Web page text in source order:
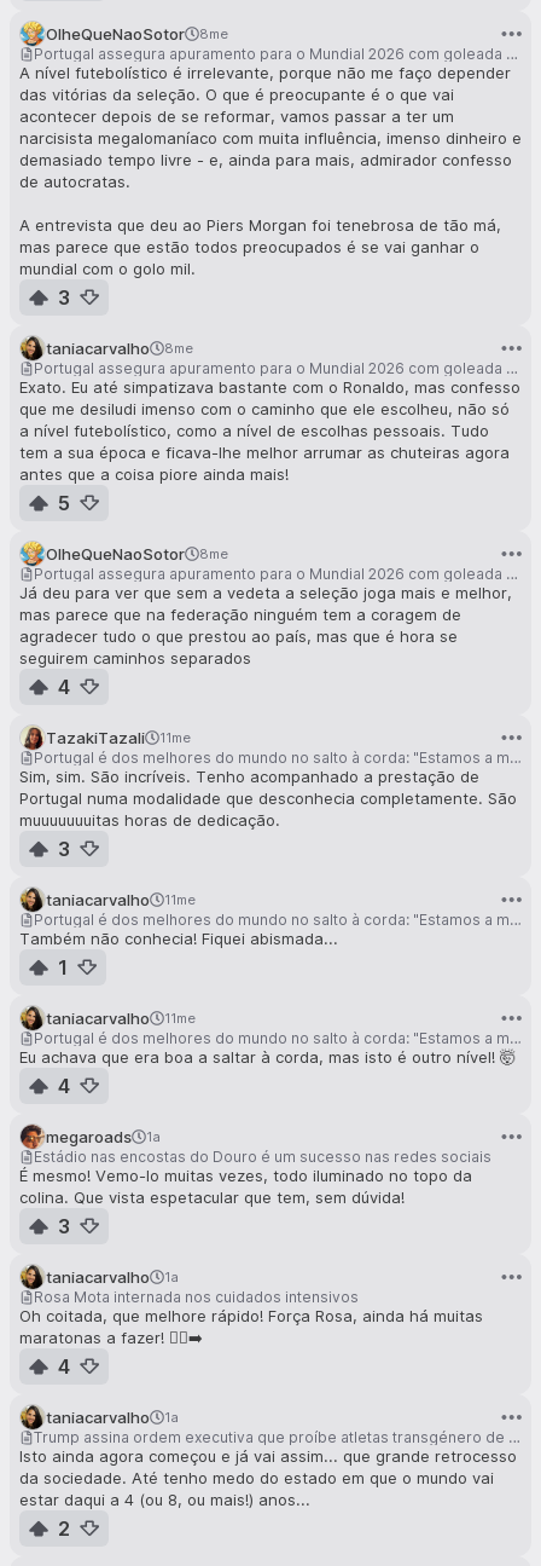
OlheQueNaoSotor 8me
Portugal assegura apuramento para o Mundial 2026 com goleada à Arménia
A nível futebolístico é irrelevante, porque não me faço depender
das vitórias da seleção. O que é preocupante é o que vai
acontecer depois de se reformar, vamos passar a ter um
narcisista megalomaníaco com muita influência, imenso dinheiro e
demasiado tempo livre - e, ainda para mais, admirador confesso
de autocratas.
A entrevista que deu ao Piers Morgan foi tenebrosa de tão má,
mas parece que estão todos preocupados é se vai ganhar o
mundial com o golo mil.
3
taniacarvalho 8me
Portugal assegura apuramento para o Mundial 2026 com goleada à Arménia
Exato. Eu até simpatizava bastante com o Ronaldo, mas confesso
que me desiludi imenso com o caminho que ele escolheu, não só
a nível futebolístico, como a nível de escolhas pessoais. Tudo
tem a sua época e ficava-lhe melhor arrumar as chuteiras agora
antes que a coisa piore ainda mais!
5
OlheQueNaoSotor 8me
Portugal assegura apuramento para o Mundial 2026 com goleada à Arménia
Já deu para ver que sem a vedeta a seleção joga mais e melhor,
mas parece que na federação ninguém tem a coragem de
agradecer tudo o que prestou ao país, mas que é hora se
seguirem caminhos separados
4
TazakiTazali 11me
Portugal é dos melhores do mundo no salto à corda: "Estamos a marcar a nossa posição"
Sim, sim. São incríveis. Tenho acompanhado a prestação de
Portugal numa modalidade que desconhecia completamente. São
muuuuuuuitas horas de dedicação.
3
taniacarvalho 11me
Portugal é dos melhores do mundo no salto à corda: "Estamos a marcar a nossa posição"
Também não conhecia! Fiquei abismada...
1
taniacarvalho 11me
Portugal é dos melhores do mundo no salto à corda: "Estamos a marcar a nossa posição"
Eu achava que era boa a saltar à corda, mas isto é outro nível! 🤯
4
megaroads 1a
Estádio nas encostas do Douro é um sucesso nas redes sociais
É mesmo! Vemo-lo muitas vezes, todo iluminado no topo da
colina. Que vista espetacular que tem, sem dúvida!
3
taniacarvalho 1a
Rosa Mota internada nos cuidados intensivos
Oh coitada, que melhore rápido! Força Rosa, ainda há muitas
maratonas a fazer! 🏃‍♀️‍➡️
4
taniacarvalho 1a
Trump assina ordem executiva que proíbe atletas transgénero de praticar desportos femininos
Isto ainda agora começou e já vai assim... que grande retrocesso
da sociedade. Até tenho medo do estado em que o mundo vai
estar daqui a 4 (ou 8, ou mais!) anos...
2